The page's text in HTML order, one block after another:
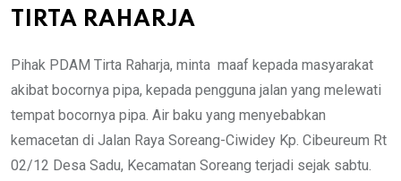
TIRTA RAHARJA
Pihak PDAM Tirta Raharja, minta maaf kepada masyarakat
akibat bocornya pipa, kepada pengguna jalan yang melewati
tempat bocornya pipa. Air baku yang menyebabkan
kemacetan di Jalan Raya Soreang-Ciwidey Kp. Cibeureum Rt
02/12 Desa Sadu, Kecamatan Soreang terjadi sejak sabtu.